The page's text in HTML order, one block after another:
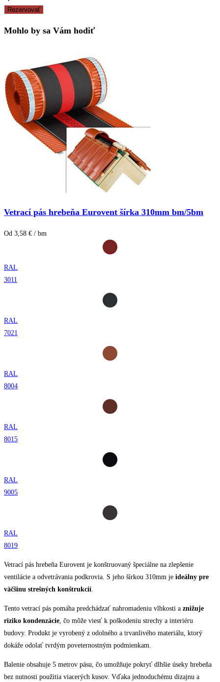
Rezervovať
Mohlo by sa Vám hodiť
Vetrací pás hrebeňa Eurovent šírka 310mm bm/5bm
Od 3,58 € / bm
RAL
3011
RAL
7021
RAL
8004
RAL
8015
RAL
9005
RAL
8019
Vetrací pás hrebeňa Eurovent je konštruovaný špeciálne na zlepšenie
ventilácie a odvetrávania podkrovia. S jeho šírkou 310mm je ideálny pre
väčšinu strešných konštrukcií.
Tento vetrací pás pomáha predchádzať nahromadeniu vlhkosti a znižuje
riziko kondenzácie, čo môže viesť k poškodeniu strechy a interiéru
budovy. Produkt je vyrobený z odolného a trvanlivého materiálu, ktorý
dokáže odolať tvrdým poveternostným podmienkam.
Balenie obsahuje 5 metrov pásu, čo umožňuje pokryť dlhšie úseky hrebeňa
bez nutnosti použitia viacerých kusov. Vďaka jednoduchému dizajnu a